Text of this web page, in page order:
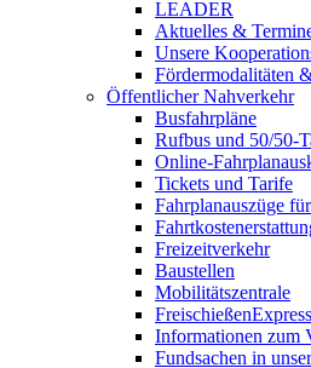
LEADER
Aktuelles &
Unsere
Fördermodalitäten
Öffentlicher Nahverkehr
Busfahrpläne
Rufbus und 50/50-
Online-
Tickets und Tarife
Fahrplanauszüge
Freizeitverkehr
Baustellen
Mobilitätszentrale
FreischießenExpress
Informationen zum
Fundsachen in